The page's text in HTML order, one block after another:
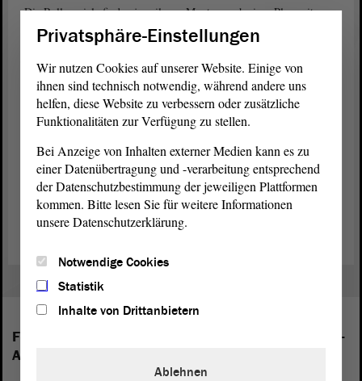
Die Rollenspiele finden jeweils am Montag nach einer Plenarsitzung
statt. Anmeldungen nimmt der Besucherdienst des Landtags
entgegen:
Landtag
von Sachsen-Anhalt
Referat Medien- und Öffentlichkeitsarbeit,
Besucherdienst und Protokoll
Domplatz 6–9
39104 Magdeburg
Tel.: 0391 560-1230
Fax: 0391 560-1123
besucherdienst@lt.sachsen-anhalt.de
Folgende Fraktionen sind im Landtag von Sachsen-
Anhalt vertreten:
Privatsphäre-Einstellungen
Wir nutzen Cookies auf unserer Website. Einige von
ihnen sind technisch notwendig, während andere uns
helfen, diese Website zu verbessern oder zusätzliche
Funktionalitäten zur Verfügung zu stellen.
Bei Anzeige von Inhalten externer Medien kann es zu
einer Datenübertragung und -verarbeitung entsprechend
der Datenschutzbestimmung der jeweiligen Plattformen
kommen. Bitte lesen Sie für weitere Informationen
unsere Datenschutzerklärung.
Notwendige Cookies
Statistik
Inhalte von Drittanbietern
Ablehnen